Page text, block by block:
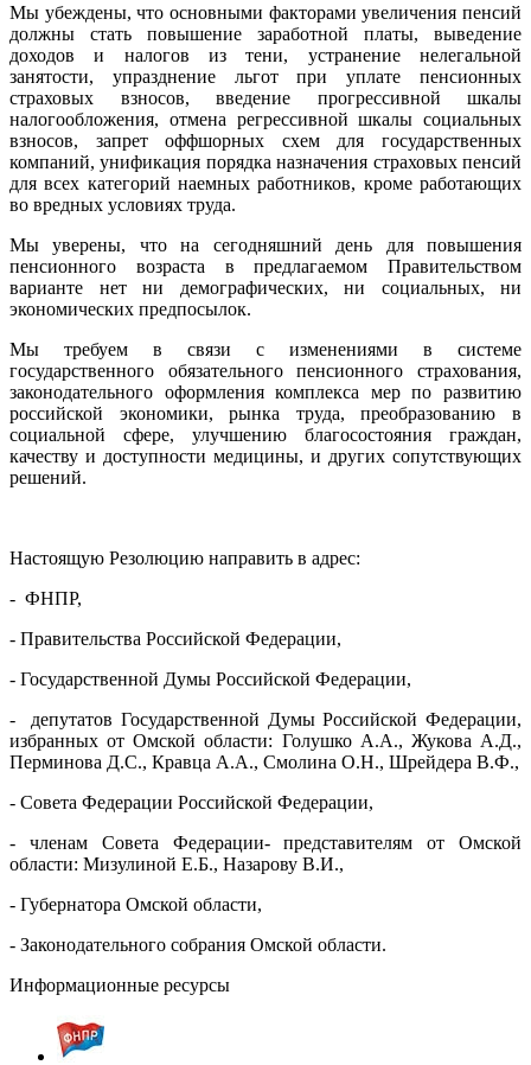
Мы убеждены, что основными факторами увеличения пенсий
должны стать повышение заработной платы, выведение
доходов и налогов из тени, устранение нелегальной
занятости, упразднение льгот при уплате пенсионных
страховых взносов, введение прогрессивной шкалы
налогообложения, отмена регрессивной шкалы социальных
взносов, запрет оффшорных схем для государственных
компаний, унификация порядка назначения страховых пенсий
для всех категорий наемных работников, кроме работающих
во вредных условиях труда.
Мы уверены, что на сегодняшний день для повышения
пенсионного возраста в предлагаемом Правительством
варианте нет ни демографических, ни социальных, ни
экономических предпосылок.
Мы требуем в связи с изменениями в системе
государственного обязательного пенсионного страхования,
законодательного оформления комплекса мер по развитию
российской экономики, рынка труда, преобразованию в
социальной сфере, улучшению благосостояния граждан,
качеству и доступности медицины, и других сопутствующих
решений.
Настоящую Резолюцию направить в адрес:
- ФНПР,
- Правительства Российской Федерации,
- Государственной Думы Российской Федерации,
- депутатов Государственной Думы Российской Федерации,
избранных от Омской области: Голушко А.А., Жукова А.Д.,
Перминова Д.С., Кравца А.А., Смолина О.Н., Шрейдера В.Ф.,
- Совета Федерации Российской Федерации,
- членам Совета Федерации- представителям от Омской
области: Мизулиной Е.Б., Назарову В.И.,
- Губернатора Омской области,
- Законодательного собрания Омской области.
Информационные ресурсы